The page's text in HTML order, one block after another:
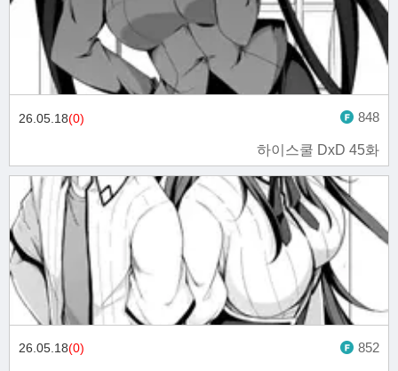
하이스쿨 DxD 45화
26.05.18(0) 848
26.05.18(0) 852